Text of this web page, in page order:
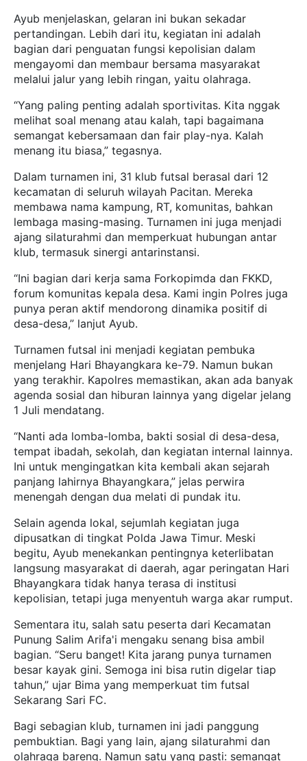
Ayub menjelaskan, gelaran ini bukan sekadar
pertandingan. Lebih dari itu, kegiatan ini adalah
bagian dari penguatan fungsi kepolisian dalam
mengayomi dan membaur bersama masyarakat
melalui jalur yang lebih ringan, yaitu olahraga.
“Yang paling penting adalah sportivitas. Kita nggak
melihat soal menang atau kalah, tapi bagaimana
semangat kebersamaan dan fair play-nya. Kalah
menang itu biasa,” tegasnya.
Dalam turnamen ini, 31 klub futsal berasal dari 12
kecamatan di seluruh wilayah Pacitan. Mereka
membawa nama kampung, RT, komunitas, bahkan
lembaga masing-masing. Turnamen ini juga menjadi
ajang silaturahmi dan memperkuat hubungan antar
klub, termasuk sinergi antarinstansi.
“Ini bagian dari kerja sama Forkopimda dan FKKD,
forum komunitas kepala desa. Kami ingin Polres juga
punya peran aktif mendorong dinamika positif di
desa-desa,” lanjut Ayub.
Turnamen futsal ini menjadi kegiatan pembuka
menjelang Hari Bhayangkara ke-79. Namun bukan
yang terakhir. Kapolres memastikan, akan ada banyak
agenda sosial dan hiburan lainnya yang digelar jelang
1 Juli mendatang.
“Nanti ada lomba-lomba, bakti sosial di desa-desa,
tempat ibadah, sekolah, dan kegiatan internal lainnya.
Ini untuk mengingatkan kita kembali akan sejarah
panjang lahirnya Bhayangkara,” jelas perwira
menengah dengan dua melati di pundak itu.
Selain agenda lokal, sejumlah kegiatan juga
dipusatkan di tingkat Polda Jawa Timur. Meski
begitu, Ayub menekankan pentingnya keterlibatan
langsung masyarakat di daerah, agar peringatan Hari
Bhayangkara tidak hanya terasa di institusi
kepolisian, tetapi juga menyentuh warga akar rumput.
Sementara itu, salah satu peserta dari Kecamatan
Punung Salim Arifa'i mengaku senang bisa ambil
bagian. “Seru banget! Kita jarang punya turnamen
besar kayak gini. Semoga ini bisa rutin digelar tiap
tahun,” ujar Bima yang memperkuat tim futsal
Sekarang Sari FC.
Bagi sebagian klub, turnamen ini jadi panggung
pembuktian. Bagi yang lain, ajang silaturahmi dan
olahraga bareng. Namun satu yang pasti: semangat